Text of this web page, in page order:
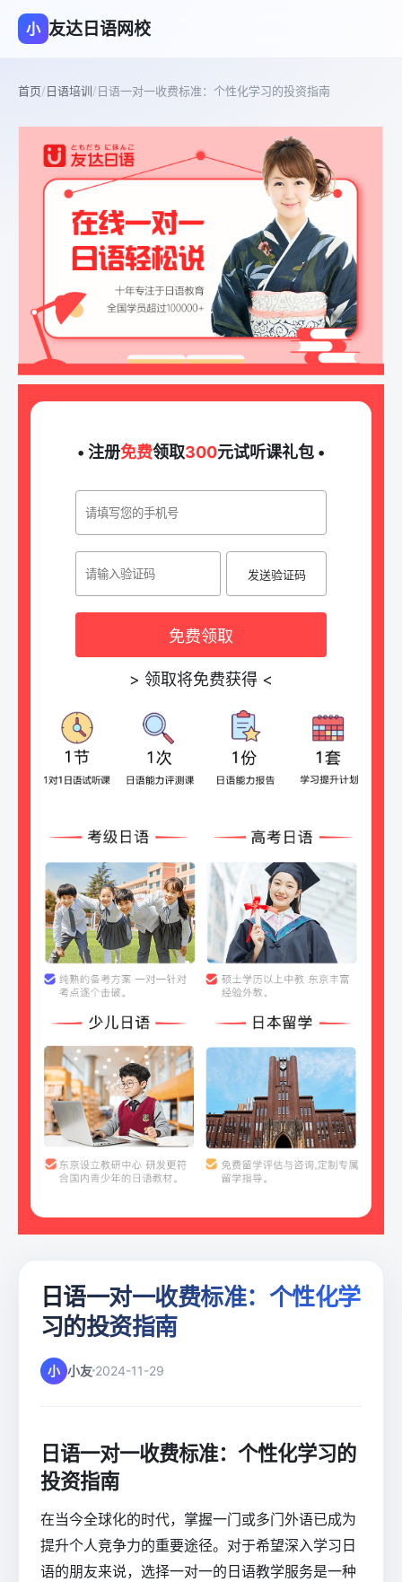
小 友达日语网校
首页/日语培训/日语一对一收费标准：个性化学习的投资指南
• 注册免费领取300元试听课礼包 •
发送验证码
免费领取
> 领取将免费获得 <
日语一对一收费标准：个性化学
习的投资指南
小 小友 2024-11-29
日语一对一收费标准：个性化学习的
投资指南
在当今全球化的时代，掌握一门或多门外语已成为
提升个人竞争力的重要途径。对于希望深入学习日
语的朋友来说，选择一对一的日语教学服务是一种